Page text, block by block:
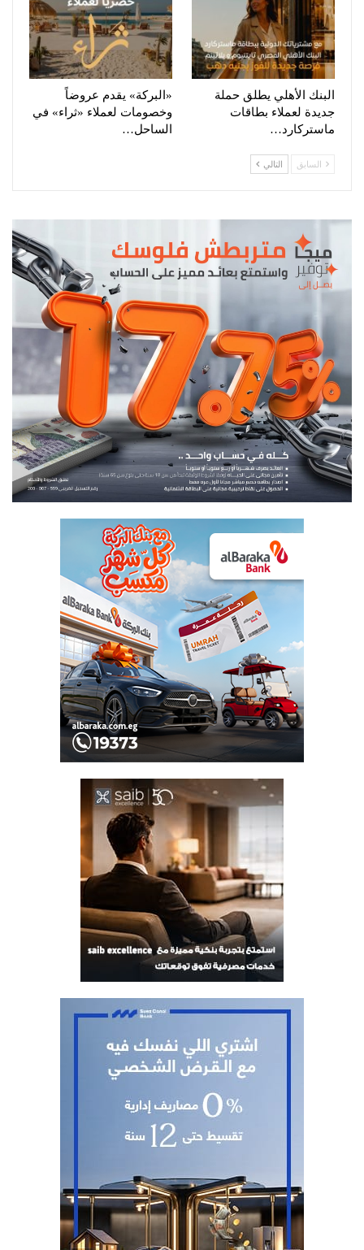
البنك الأهلي يطلق حملة
جديدة لعملاء بطاقات
ماستركارد…
«البركة» يقدم عروضاً
وخصومات لعملاء «ثراء» في
الساحل…
السابق التالي